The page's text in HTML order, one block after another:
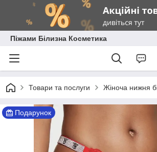
Піжами Білизна Косметика
Товари та послуги Жіноча нижня
Подарунок